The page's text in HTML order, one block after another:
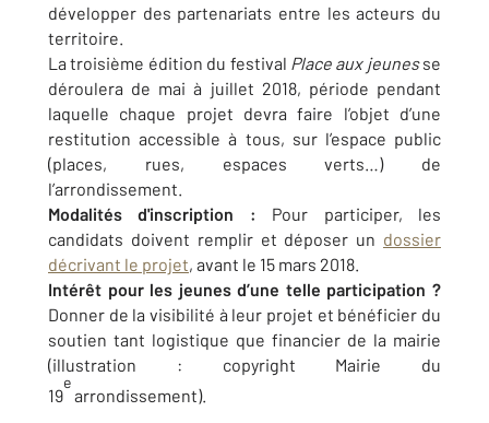
développer des partenariats entre les acteurs du
territoire.
La troisième édition du festival Place aux jeunesse
déroulera de mai à juillet 2018, période pendant
laquelle chaque projet devra faire l’objet d’une
restitution accessible à tous, sur l’espace public
(places, rues, espaces verts…) de
l’arrondissement.
Modalités d'inscription : Pour participer, les
candidats doivent remplir et déposer un dossier
décrivant le projet, avant le 15 mars 2018.
Intérêt pour les jeunes d’une telle participation ?
Donner de la visibilité à leur projet et bénéficier du
soutien tant logistique que financier de la mairie
(illustration : copyright Mairie du
19
e
arrondissement).